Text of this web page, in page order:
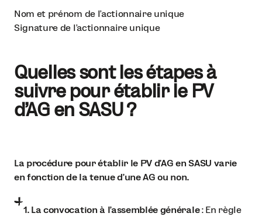
Nom et prénom de l’actionnaire unique
Signature de l’actionnaire unique
Quelles sont les étapes à
suivre pour établir le PV
d’AG en SASU ?
La procédure pour établir le PV d'AG en SASU varie
en fonction de la tenue d'une AG ou non.
1. La convocation à l'assemblée générale: En règle